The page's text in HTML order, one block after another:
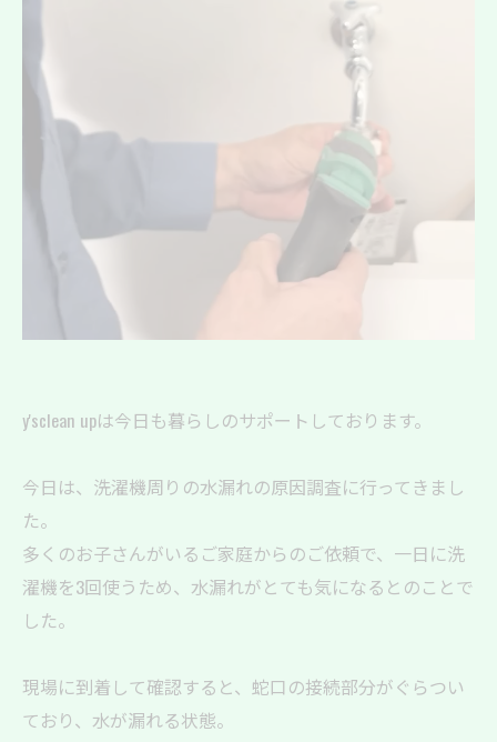
y'sclean upは今日も暮らしのサポートしております。
今日は、洗濯機周りの水漏れの原因調査に行ってきまし
た。
多くのお子さんがいるご家庭からのご依頼で、一日に洗
濯機を3回使うため、水漏れがとても気になるとのことで
した。
現場に到着して確認すると、蛇口の接続部分がぐらつい
ており、水が漏れる状態。